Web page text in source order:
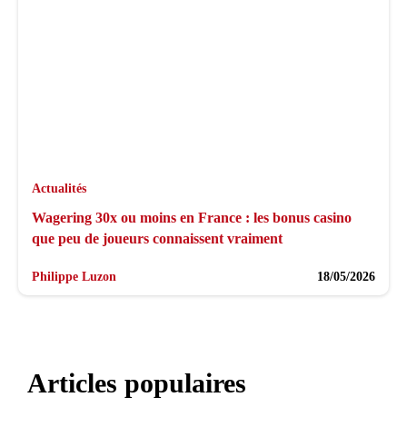
Actualités
Wagering 30x ou moins en France : les bonus casino
que peu de joueurs connaissent vraiment
Philippe Luzon 18/05/2026
Articles populaires